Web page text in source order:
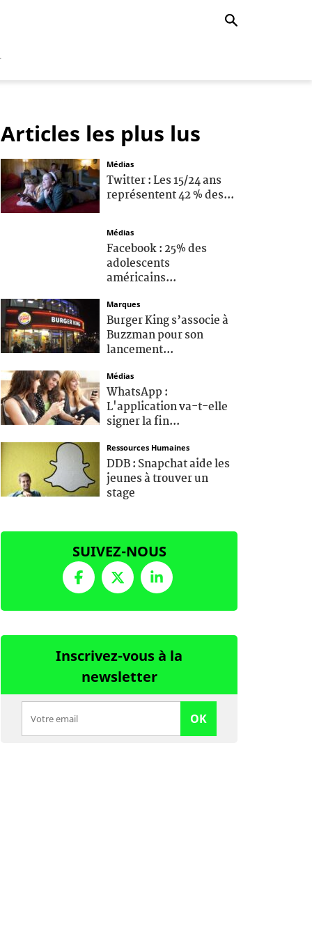
Articles les plus lus
Médias
Twitter : Les 15/24 ans
représentent 42 % des...
Médias
Facebook : 25% des
adolescents
américains...
Marques
Burger King s’associe à
Buzzman pour son
lancement...
Médias
WhatsApp :
L'application va-t-elle
signer la fin...
Ressources Humaines
DDB : Snapchat aide les
jeunes à trouver un
stage
SUIVEZ-NOUS
Inscrivez-vous à la
newsletter
OK